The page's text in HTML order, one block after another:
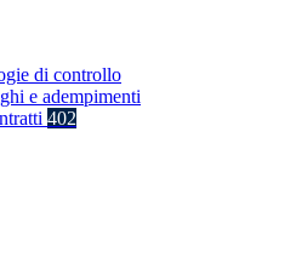
di controllo
e adempimenti
402